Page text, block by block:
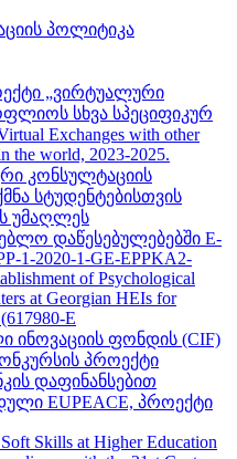
პოლიტიკა
„ვირტუალური
სხვა სპეციფიკურ
Exchanges with other
the world, 2023-2025.
კონსულტაციის
სტუდენტებისთვის
უმაღლეს
დაწესებულებებში E-
1-2020-1-GE-EPPKA2-
of Psychological
at Georgian HEIs for
E
ინოვაციის ფონდის (CIF)
პროექტი
დაფინანსებით
EUPEACE, პროექტი
Skills at Higher Education